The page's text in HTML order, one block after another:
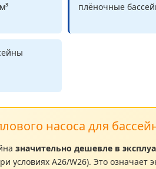
плёночные
насоса для
значительно дешевле в
условиях A26/W26). Это